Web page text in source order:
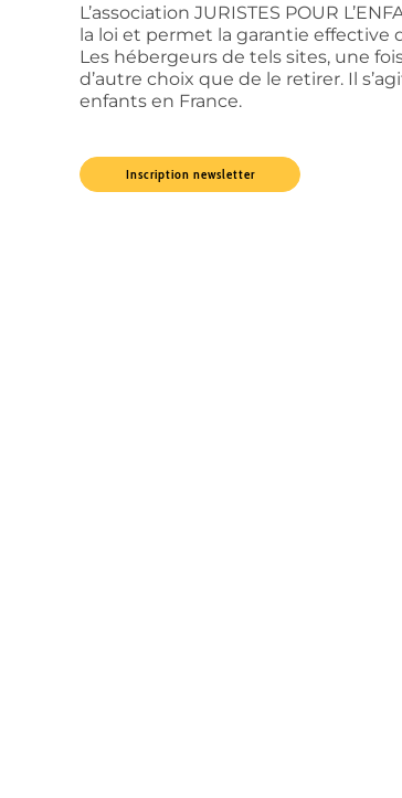
L’association JURISTES POUR
la loi et permet la garantie effective
Les hébergeurs de tels sites, une
d’autre choix que de le retirer. Il
enfants en France.
Inscription newsletter